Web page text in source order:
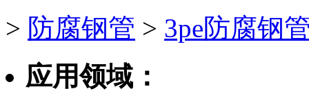
> 防腐钢管 > 3pe防腐钢
应用领域：